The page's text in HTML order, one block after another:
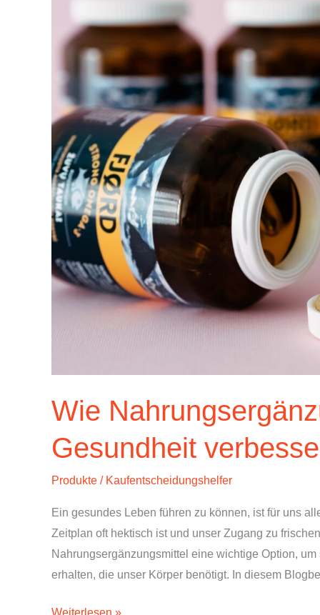
Wie
Gesundheit
Produkte / Kaufentscheidungshelfer
Ein gesundes Leben führen zu können, ist für uns
Zeitplan oft hektisch ist und unser Zugang zu
Nahrungsergänzungsmittel eine wichtige Option,
erhalten, die unser Körper benötigt. In diesem
Gesundheit
verbessern
können